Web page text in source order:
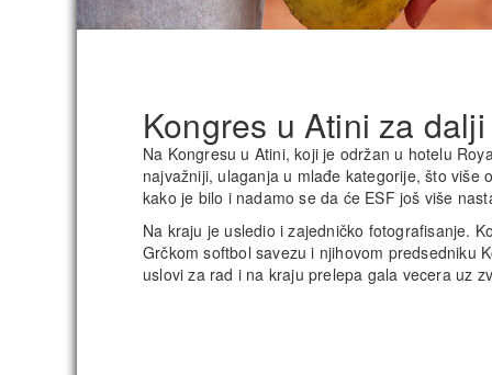
Kongres u Atini za
Na Kongresu u Atini, koji je održan u hotelu
najvažniji, ulaganja u mlađe kategorije, što više
kako je bilo i nadamo se da će ESF još više
Na kraju je usledio i zajedničko fotografisanje.
Grčkom softbol savezu i njihovom predsedniku
uslovi za rad i na kraju prelepa gala vecera uz